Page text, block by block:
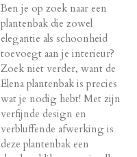
Ben je op zoek naar een
plantenbak die zowel
elegantie als schoonheid
toevoegt aan je interieur?
Zoek niet verder, want de
Elena plantenbak is precies
wat je nodig hebt! Met zijn
verfijnde design en
verbluffende afwerking is
deze plantenbak een